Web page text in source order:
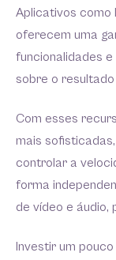
Aplicativos como
oferecem uma
funcionalidades
sobre o resultado
Com esses
mais
controlar a
forma
de vídeo e áudio,
Investir um